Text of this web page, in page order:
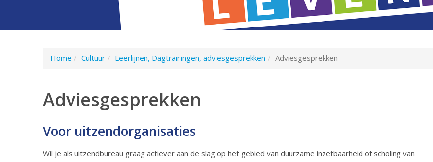
Home Cultuur Leerlijnen, Dagtrainingen, adviesgesprekken Adviesgesprekken
Adviesgesprekken
Voor uitzendorganisaties
Wil je als uitzendbureau graag actiever aan de slag op het gebied van duurzame inzetbaarheid of scholing van